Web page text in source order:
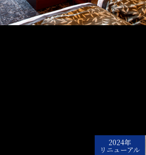
2024年
リニューアル